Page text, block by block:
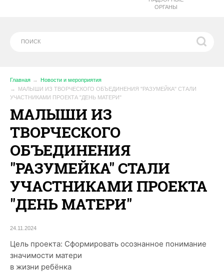
ОРГАНЫ
Главная
Новости и мероприятия
МАЛЫШИ ИЗ ТВОРЧЕСКОГО ОБЪЕДИНЕНИЯ "РАЗУМЕЙКА" СТАЛИ
УЧАСТНИКАМИ ПРОЕКТА "ДЕНЬ МАТЕРИ"
МАЛЫШИ ИЗ
ТВОРЧЕСКОГО
ОБЪЕДИНЕНИЯ
"РАЗУМЕЙКА" СТАЛИ
УЧАСТНИКАМИ ПРОЕКТА
"ДЕНЬ МАТЕРИ"
24.11.2024
Цель проекта: Сформировать осознанное понимание
значимости матери
в жизни ребёнка